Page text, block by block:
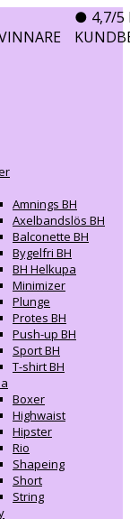
● 4,7/5
Amnings BH
Axelbandslös BH
Balconette BH
Bygelfri BH
BH Helkupa
Minimizer
Plunge
Protes BH
Push-up BH
Sport BH
T-shirt BH
Boxer
Highwaist
Hipster
Rio
Shapeing
Short
String